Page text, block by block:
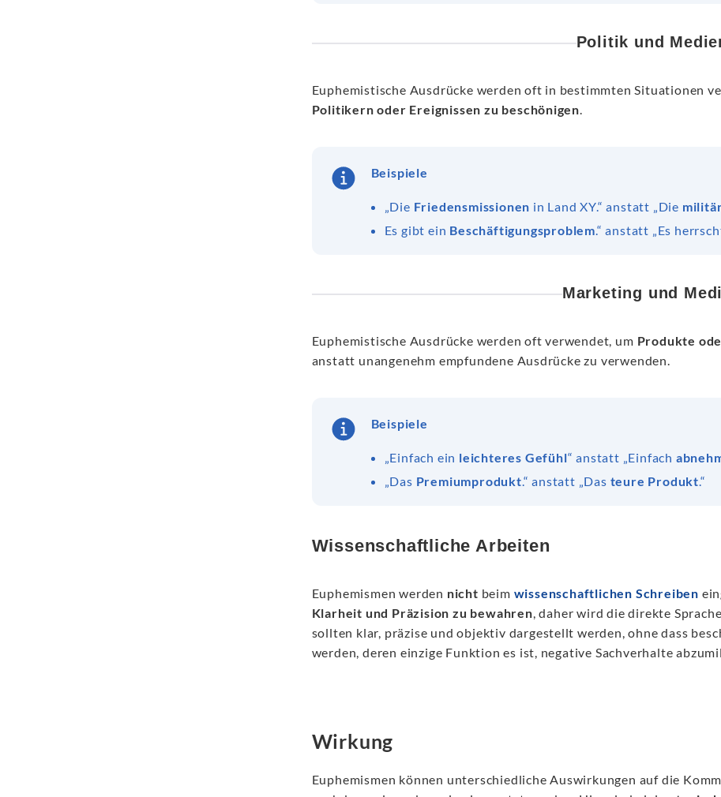
Politik und
Euphemistische Ausdrücke werden oft in bestimmten Situationen
Politikern oder Ereignissen zu beschönigen.
Beispiele
„Die Friedensmissionen in Land XY.“ anstatt „Die
Es gibt ein Beschäftigungsproblem.“ anstatt „Es
Marketing und
Euphemistische Ausdrücke werden oft verwendet, um Produkte
anstatt unangenehm empfundene Ausdrücke zu verwenden.
Beispiele
„Einfach ein leichteres Gefühl“ anstatt „Einfach
„Das Premiumprodukt.“ anstatt „Das teure Produkt.“
Wissenschaftliche Arbeiten
Euphemismen werden nicht beim wissenschaftlichen Schreiben
Klarheit und Präzision zu bewahren, daher wird die direkte
sollten klar, präzise und objektiv dargestellt werden, ohne dass
werden, deren einzige Funktion es ist, negative Sachverhalte
Wirkung
Euphemismen können unterschiedliche Auswirkungen auf die